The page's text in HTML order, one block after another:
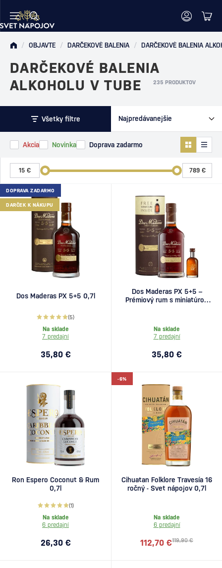
/ OBJAVTE / DARČEKOVÉ BALENIA /
DARČEKOVÉ BALENIA
ALKOHOLU V TUBE
235 PRODUKTOV
Všetky filtre
Akcia Novinka Doprava zadarmo
DOPRAVA ZADARMO
DARČEK K NÁKUPU
Dos Maderas PX 5+5 0,7l
(5)
Na sklade
7 predajní
35,80 €
Dos Maderas PX 5+5 –
Prémiový rum s miniatúrou
Na sklade
7 predajní
35,80 €
Ron Espero Coconut & Rum
0,7l
(1)
Na sklade
6 predajní
26,30 €
-6%
Cihuatan Folklore Travesía 16
ročný - Svet nápojov 0,7l
Na sklade
6 predajní
119,90 €
112,70 €